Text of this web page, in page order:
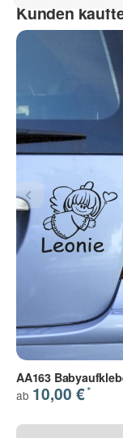
Frage zum
Die
genommen.(Lesen
Bitte beachten Sie
Kunden
AA163
ab 10,00 €*